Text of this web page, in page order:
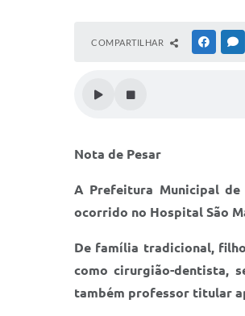
COMPARTILHAR
Nota de Pesar
A Prefeitura Municipal de
ocorrido no Hospital São
De família tradicional,
como cirurgião-dentista,
também professor titular